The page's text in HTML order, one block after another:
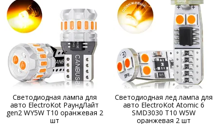
Светодиодная лампа для
авто ElectroKot РаундЛайт
gen2 WY5W T10 оранжевая 2
шт
Светодиодная лед лампа для
авто ElectroKot Atomic 6
SMD3030 T10 W5W
оранжевая 2 шт